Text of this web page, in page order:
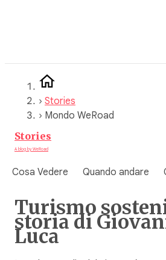
› Stories
› Mondo WeRoad
Stories
A blog by WeRoad
Cosa Vedere Quando andare
Turismo
storia di
Luca